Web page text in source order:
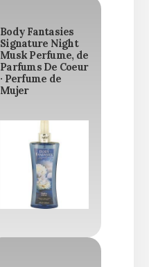
Body Fantasies
Signature Night
Musk Perfume, de
Parfums De Coeur
· Perfume de
Mujer